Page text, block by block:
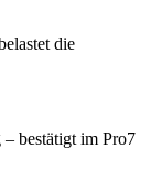
die
bestätigt im Pro7